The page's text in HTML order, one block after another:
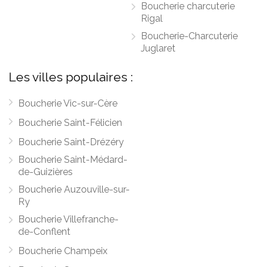
Boucherie charcuterie
Rigal
Boucherie-Charcuterie
Juglaret
Les villes populaires :
Boucherie Vic-sur-Cère
Boucherie Saint-Félicien
Boucherie Saint-Drézéry
Boucherie Saint-Médard-
de-Guizières
Boucherie Auzouville-sur-
Ry
Boucherie Villefranche-
de-Conflent
Boucherie Champeix